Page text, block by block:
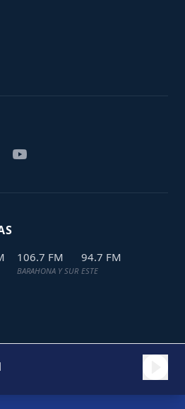
106.7 FM
BARAHONA Y SUR
94.7 FM
ESTE
RESERVADOS © 2024